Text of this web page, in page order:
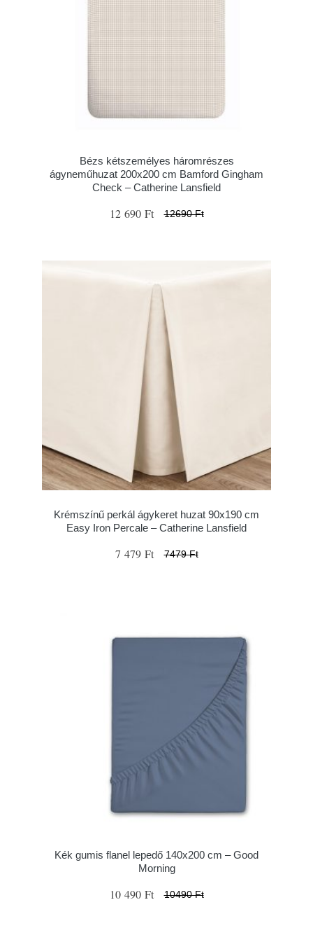
Bézs kétszemélyes háromrészes
ágyneműhuzat 200x200 cm Bamford Gingham
Check – Catherine Lansfield
12 690 Ft 12690 Ft
Krémszínű perkál ágykeret huzat 90x190 cm
Easy Iron Percale – Catherine Lansfield
7 479 Ft 7479 Ft
Kék gumis flanel lepedő 140x200 cm – Good
Morning
10 490 Ft 10490 Ft